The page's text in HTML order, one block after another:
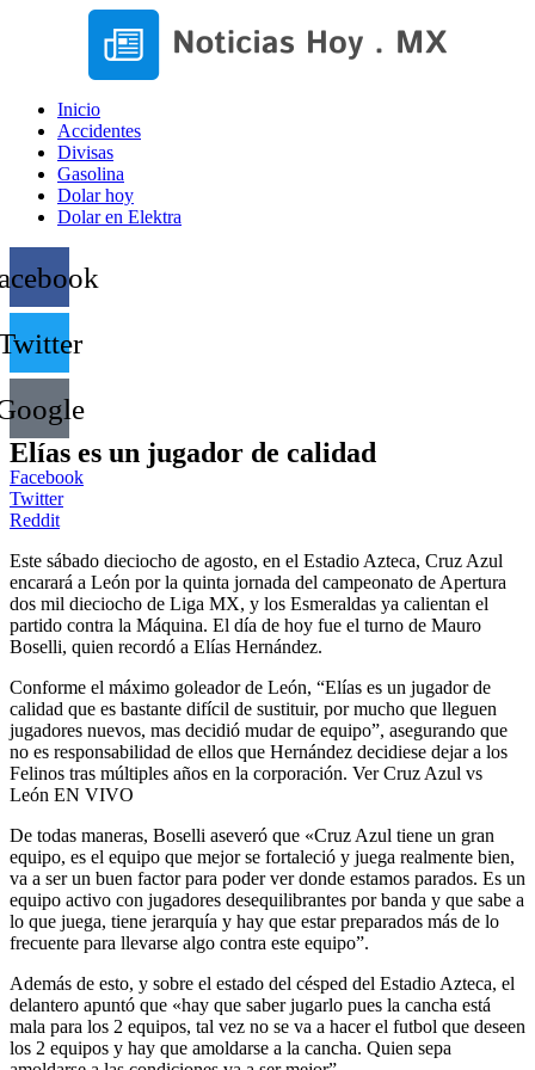
Inicio
Accidentes
Divisas
Gasolina
Dolar hoy
Dolar en Elektra
Elías es un jugador de calidad
Facebook
Twitter
Reddit
Este sábado dieciocho de agosto, en el Estadio Azteca, Cruz Azul
encarará a León por la quinta jornada del campeonato de Apertura
dos mil dieciocho de Liga MX, y los Esmeraldas ya calientan el
partido contra la Máquina. El día de hoy fue el turno de Mauro
Boselli, quien recordó a Elías Hernández.
Conforme el máximo goleador de León, “Elías es un jugador de
calidad que es bastante difícil de sustituir, por mucho que lleguen
jugadores nuevos, mas decidió mudar de equipo”, asegurando que
no es responsabilidad de ellos que Hernández decidiese dejar a los
Felinos tras múltiples años en la corporación. Ver Cruz Azul vs
León EN VIVO
De todas maneras, Boselli aseveró que «Cruz Azul tiene un gran
equipo, es el equipo que mejor se fortaleció y juega realmente bien,
va a ser un buen factor para poder ver donde estamos parados. Es un
equipo activo con jugadores desequilibrantes por banda y que sabe a
lo que juega, tiene jerarquía y hay que estar preparados más de lo
frecuente para llevarse algo contra este equipo”.
Además de esto, y sobre el estado del césped del Estadio Azteca, el
delantero apuntó que «hay que saber jugarlo pues la cancha está
mala para los 2 equipos, tal vez no se va a hacer el futbol que deseen
los 2 equipos y hay que amoldarse a la cancha. Quien sepa